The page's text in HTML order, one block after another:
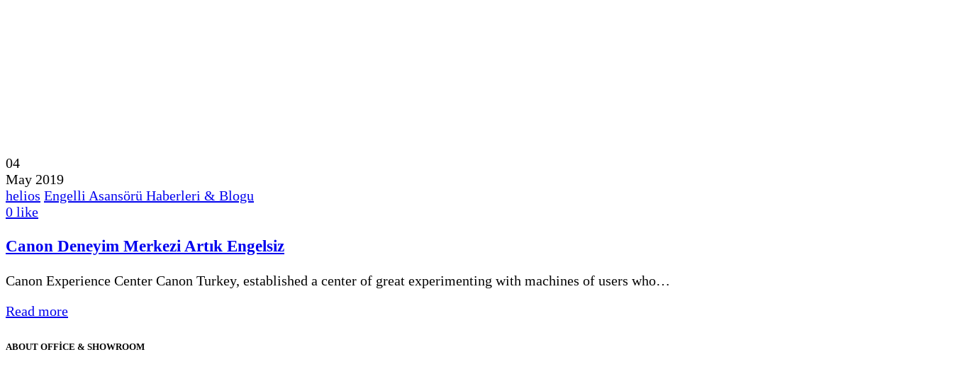
04
May 2019
helios Engelli Asansörü Haberleri & Blogu
0 like
Canon Deneyim Merkezi Artık Engelsiz
Canon Experience Center Canon Turkey, established a center of great experimenting with machines of users who…
Read more
ABOUT OFFİCE & SHOWROOM